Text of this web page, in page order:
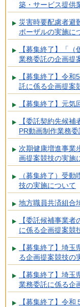
築・サービス提供
災害時要配慮者避
ポーザルの実施に
【募集終了】「
業務委託の企画提
【募集終了】令
託に係る企画提案
【募集終了】元
【委託契約先候
PR動画制作業務
次期健康増進事業
画提案競技の実施
（募集終了）受
技の実施について
地方職員共済組合
【委託候補事業
に係る企画提案競
【募集終了】埼
る企画提案競技の
【募集終了】埼
業務委託に係る企
【募集終了】令